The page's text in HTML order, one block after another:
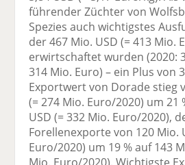
führender Züchter von
Spezies auch wichtigstes
der 467 Mio. USD (= 413 Mio.
erwirtschaftet wurden (2020:
314 Mio. Euro) – ein Plus von
Exportwert von Dorade stieg
(= 274 Mio. Euro/2020) um 21
USD (= 332 Mio. Euro/2020),
Forellenexporte von 120 Mio.
Euro/2020) um 19 % auf 143